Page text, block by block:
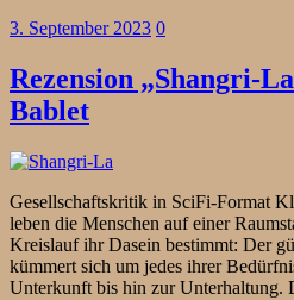
3. September 2023 0
Rezension „Shangri-
Bablet
Gesellschaftskritik in SciFi-Format
leben die Menschen auf einer
Kreislauf ihr Dasein bestimmt: Der
kümmert sich um jedes ihrer
Unterkunft bis hin zur Unterhaltung.